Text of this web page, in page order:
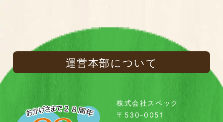
運営本部について
株式会社スペック
〒530-0051